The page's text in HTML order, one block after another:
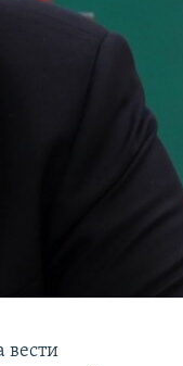
вести